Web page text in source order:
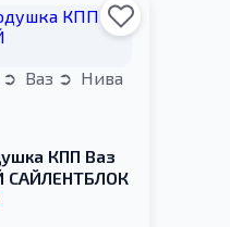
Ваз
Нива
КПП Ваз
САЙЛЕНТБЛОК